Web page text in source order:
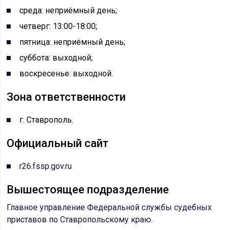
среда: неприёмный день;
четверг: 13:00-18:00;
пятница: неприёмный день;
суббота: выходной;
воскресенье: выходной.
Зона ответственности
г. Ставрополь.
Официальный сайт
r26.fssp.gov.ru
Вышестоящее подразделение
Главное управление Федеральной службы судебных
приставов по Ставропольскому краю.